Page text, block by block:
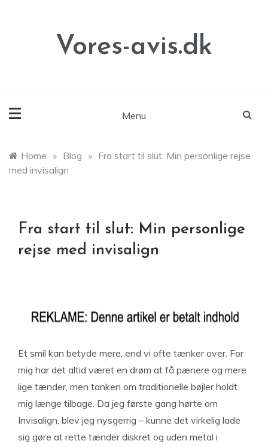
Vores-avis.dk
Menu
Home » Blog » Fra start til slut: Min personlige rejse
med invisalign
Fra start til slut: Min personlige
rejse med invisalign
Et smil kan betyde mere, end vi ofte tænker over. For
mig har det altid været en drøm at få pænere og mere
lige tænder, men tanken om traditionelle bøjler holdt
mig længe tilbage. Da jeg første gang hørte om
Invisalign, blev jeg nysgerrig – kunne det virkelig lade
sig gøre at rette tænder diskret og uden metal i